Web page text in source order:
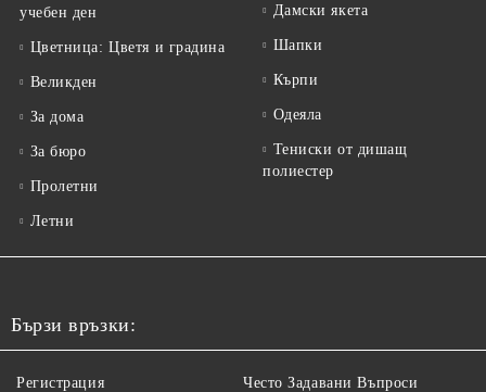
учебен ден
Цветница: Цветя и градина
Великден
За дома
За бюро
Пролетни
Летни
Дамски якета
Шапки
Кърпи
Одеяла
Тениски от дишащ
полиестер
Бързи връзки:
Регистрация Често Задавани Въпроси